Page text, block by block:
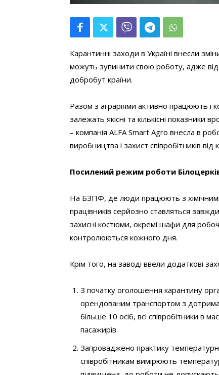
Карантинні заходи в Україні внесли
можуть зупинити свою роботу, адже від
добробут країни.
Разом з аграріями активно працюють і
залежать якісні та кількісні
– компанія ALFA Smart Agro внесла в
виробництва і захист співробітників від
Посилений режим роботи
На БЗПФ, де люди працюють з
працівників серйозно ставляться
захисні костюми, окремі шафи для
контролюються кожного дня.
Крім того, на заводі ввели додаткові
З початку оголошення карантину
орендованим транспортом з
більше 10 осіб, всі співробітники в
пасажирів.
Запроваджено практику
співробітникам вимірюють